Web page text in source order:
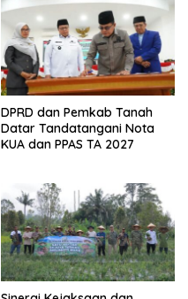
DPRD dan Pemkab Tanah
Datar Tandatangani Nota
KUA dan PPAS TA 2027